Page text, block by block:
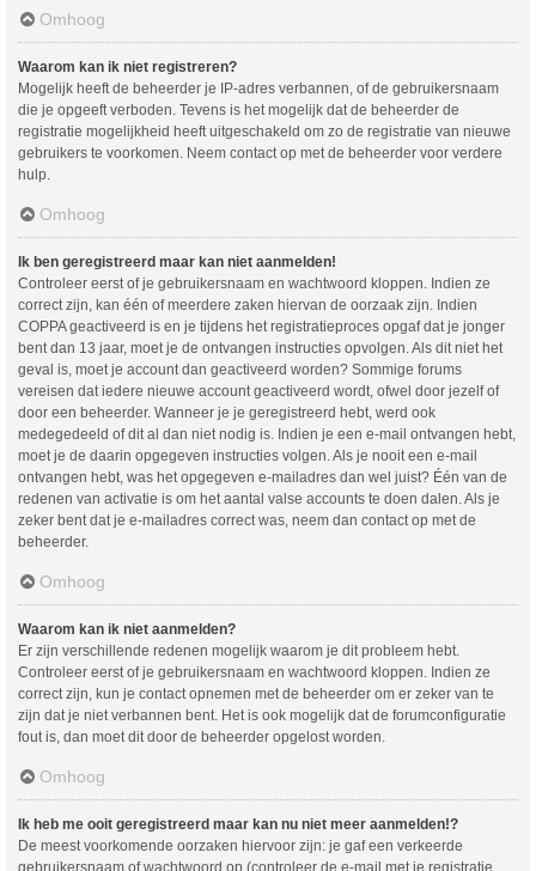
Omhoog
Waarom kan ik niet registreren?
Mogelijk heeft de beheerder je IP-adres verbannen, of de gebruikersnaam
die je opgeeft verboden. Tevens is het mogelijk dat de beheerder de
registratie mogelijkheid heeft uitgeschakeld om zo de registratie van nieuwe
gebruikers te voorkomen. Neem contact op met de beheerder voor verdere
hulp.
Omhoog
Ik ben geregistreerd maar kan niet aanmelden!
Controleer eerst of je gebruikersnaam en wachtwoord kloppen. Indien ze
correct zijn, kan één of meerdere zaken hiervan de oorzaak zijn. Indien
COPPA geactiveerd is en je tijdens het registratieproces opgaf dat je jonger
bent dan 13 jaar, moet je de ontvangen instructies opvolgen. Als dit niet het
geval is, moet je account dan geactiveerd worden? Sommige forums
vereisen dat iedere nieuwe account geactiveerd wordt, ofwel door jezelf of
door een beheerder. Wanneer je je geregistreerd hebt, werd ook
medegedeeld of dit al dan niet nodig is. Indien je een e-mail ontvangen hebt,
moet je de daarin opgegeven instructies volgen. Als je nooit een e-mail
ontvangen hebt, was het opgegeven e-mailadres dan wel juist? Één van de
redenen van activatie is om het aantal valse accounts te doen dalen. Als je
zeker bent dat je e-mailadres correct was, neem dan contact op met de
beheerder.
Omhoog
Waarom kan ik niet aanmelden?
Er zijn verschillende redenen mogelijk waarom je dit probleem hebt.
Controleer eerst of je gebruikersnaam en wachtwoord kloppen. Indien ze
correct zijn, kun je contact opnemen met de beheerder om er zeker van te
zijn dat je niet verbannen bent. Het is ook mogelijk dat de forumconfiguratie
fout is, dan moet dit door de beheerder opgelost worden.
Omhoog
Ik heb me ooit geregistreerd maar kan nu niet meer aanmelden!?
De meest voorkomende oorzaken hiervoor zijn: je gaf een verkeerde
gebruikersnaam of wachtwoord op (controleer de e-mail met je registratie